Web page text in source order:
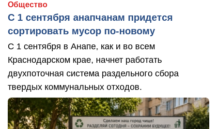
Общество
С 1 сентября анапчанам придется
сортировать мусор по-новому
С 1 сентября в Анапе, как и во всем
Краснодарском крае, начнет работать
двухпоточная система раздельного сбора
твердых коммунальных отходов.